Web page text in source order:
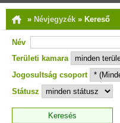
» Névjegyzék » Kereső
Név
Területi kamara
Jogosultság csoport
Státusz